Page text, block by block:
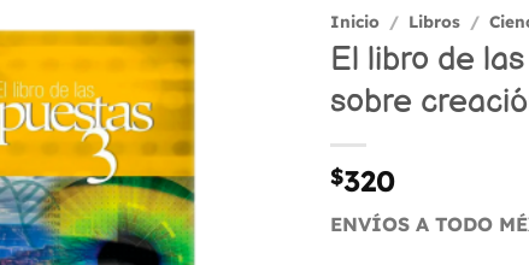
Inicio / Libros /
El libro de
sobre
$320
ENVÍOS A TODO